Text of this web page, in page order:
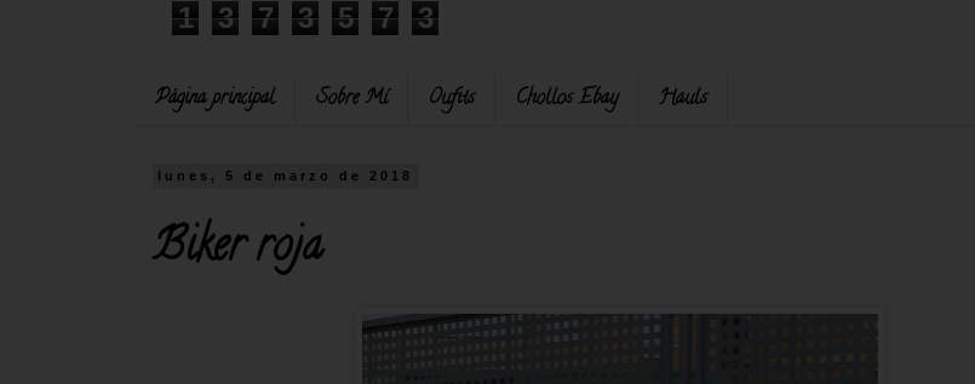
1 3 7 3 5 7 3
Página principal Sobre Mí Oufits Chollos Ebay Hauls
lunes, 5 de marzo de 2018
Biker roja